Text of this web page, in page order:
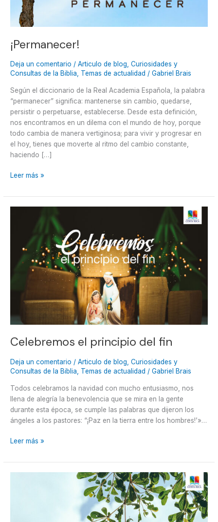
¡Permanecer!
Deja un comentario /Articulo de blog ,Curiosidades y
Consultas de la Biblia
Temas de actualidad /Gabriel Brais
Según el diccionario de la Real Academia Española, la palabra
“permanecer” significa: mantenerse sin cambio, quedarse,
persistir o perpetuarse, establecerse. Desde esta definición,
nos encontramos en un dilema con el mundo de hoy, porque
todo cambia de manera vertiginosa; para vivir y progresar en
el hoy, tienes que moverte al ritmo del cambio constante,
haciendo […]
Leer más »
Celebremos el principio del fin
Deja un comentario /Articulo de blog ,Curiosidades y
Consultas de la Biblia
Temas de actualidad /Gabriel Brais
Todos celebramos la navidad con mucho entusiasmo, nos
llena de alegría la benevolencia que se mira en la gente
durante esta época, se cumple las palabras que dijeron los
ángeles a los pastores: “¡Paz en la tierra entre los hombres!’»…
Leer más »